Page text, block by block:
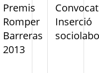
Premis
Romper
Barreras
2013
Inserció